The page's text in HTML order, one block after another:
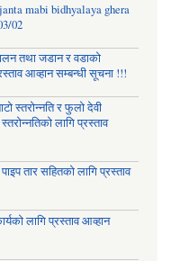
mabi bidhyalaya ghera
02
तथा जडान र वडाको
आव्हान सम्बन्धी सूचना !!!
स्तरोन्नति र फुलो देवी
लागि प्रस्ताव
तार सहितको लागि प्रस्ताव
लागि प्रस्ताव आव्हान